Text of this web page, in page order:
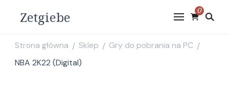
Zetgiebe 0
Strona główna / Sklep / Gry do pobrania na PC /
NBA 2K22 (Digital)